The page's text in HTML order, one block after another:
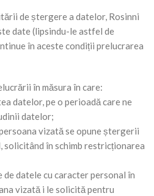
de ștergere a datelor, Rosinni
date (lipsindu-le astfel de
în aceste condiții prelucrarea
în măsura în care:
datelor, pe o perioadă care ne
datelor;
vizată se opune ștergerii
solicitând în schimb restricționarea
datele cu caracter personal în
vizată i le solicită pentru